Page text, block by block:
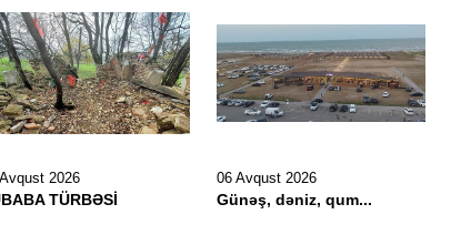
2026
TÜRBƏSİ
06 Avqust 2026
Günəş, dəniz, qum...